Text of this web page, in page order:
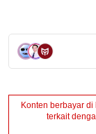
Konten berbayar
terkait